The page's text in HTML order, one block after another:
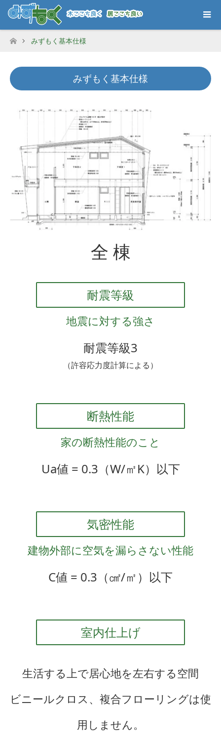
ホーム
みずもく基本仕様
みずもく基本仕様
全 棟
耐震等級
地震に対する強さ
耐震等級3
（許容応力度計算による）
断熱性能
家の断熱性能のこと
Ua値 = 0.3（W/㎡K）以下
気密性能
建物外部に空気を漏らさない性能
C値 = 0.3（㎠/㎡）以下
室内仕上げ
生活する上で居心地を左右する空間
ビニールクロス、複合フローリングは使
用しません。